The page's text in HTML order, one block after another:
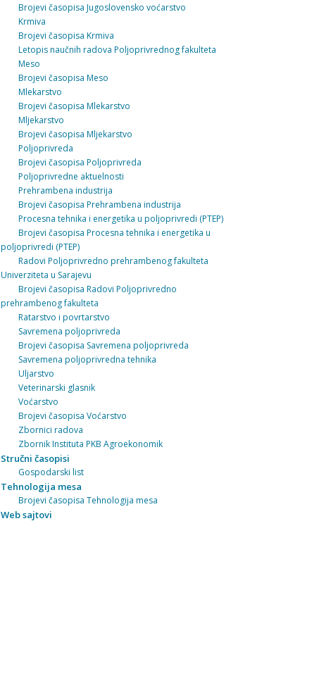
Brojevi časopisa Jugoslovensko voćarstvo
Krmiva
Brojevi časopisa Krmiva
Letopis naučnih radova Poljoprivrednog fakulteta
Meso
Brojevi časopisa Meso
Mlekarstvo
Brojevi časopisa Mlekarstvo
Mljekarstvo
Brojevi časopisa Mljekarstvo
Poljoprivreda
Brojevi časopisa Poljoprivreda
Poljoprivredne aktuelnosti
Prehrambena industrija
Brojevi časopisa Prehrambena industrija
Procesna tehnika i energetika u poljoprivredi (PTEP)
Brojevi časopisa Procesna tehnika i energetika u
poljoprivredi (PTEP)
Radovi Poljoprivredno prehrambenog fakulteta
Univerziteta u Sarajevu
Brojevi časopisa Radovi Poljoprivredno
prehrambenog fakulteta
Ratarstvo i povrtarstvo
Savremena poljoprivreda
Brojevi časopisa Savremena poljoprivreda
Savremena poljoprivredna tehnika
Uljarstvo
Veterinarski glasnik
Voćarstvo
Brojevi časopisa Voćarstvo
Zbornici radova
Zbornik Instituta PKB Agroekonomik
Stručni časopisi
Gospodarski list
Tehnologija mesa
Brojevi časopisa Tehnologija mesa
Web sajtovi